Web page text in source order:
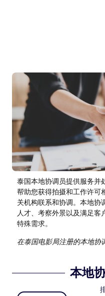
泰国本地协调员提供服务并
帮助您获得拍摄和工作许可
关机构联系和协调。本地协
人才、考察外景以及满足客
特殊需求。
在泰国电影局注册的本地协
本地